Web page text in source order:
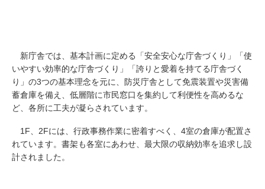
新庁舎では、基本計画に定める「安全安心な庁舎づくり」「使
いやすい効率的な庁舎づくり」「誇りと愛着を持てる庁舎づく
り」の3つの基本理念を元に、防災庁舎として免震装置や災害備
蓄倉庫を備え、低層階に市民窓口を集約して利便性を高めるな
ど、各所に工夫が凝らされています。
1F、2Fには、行政事務作業に密着すべく、4室の倉庫が配置さ
れています。書架も各室にあわせ、最大限の収納効率を追求し設
計されました。